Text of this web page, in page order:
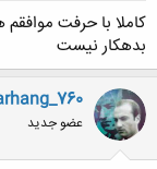
کاملا با حرفت
بدهکار نیست
عضو جدید